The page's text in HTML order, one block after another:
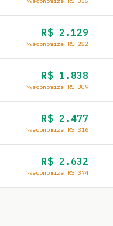
R$ 2.129
economize R$ 252
R$ 1.838
economize R$ 309
R$ 2.477
economize R$ 316
R$ 2.632
economize R$ 374